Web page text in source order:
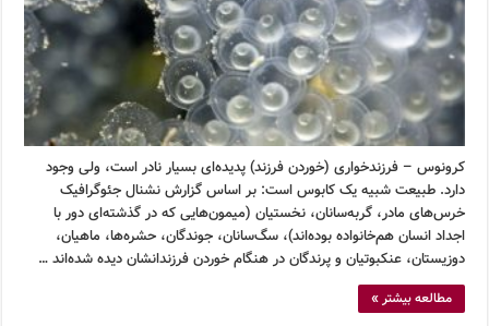
کرونوس – فرزندخواری (خوردن فرزند) پدیده‌ای بسیار نادر است، ولی وجود
دارد. طبیعت شبیه یک کابوس است: بر اساس گزارش نشنال جئوگرافیک
خرس‌های مادر، گربه‌سانان، نخستیان (میمون‌هایی که در گذشته‌ای دور با
اجداد انسان هم‌خانواده بوده‌اند)، سگ‌سانان، جوندگان، حشره‌ها، ماهیان،
دوزیستان، عنکبوتیان و پرندگان در هنگام خوردن فرزندانشان دیده شده‌اند …
مطالعه بیشتر »